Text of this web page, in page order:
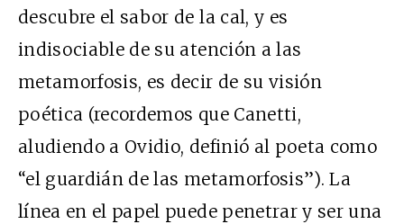
descubre el sabor de la cal, y es
indisociable de su atención a las
metamorfosis, es decir de su visión
poética (recordemos que Canetti,
aludiendo a Ovidio, definió al poeta como
“el guardián de las metamorfosis”). La
línea en el papel puede penetrar y ser una